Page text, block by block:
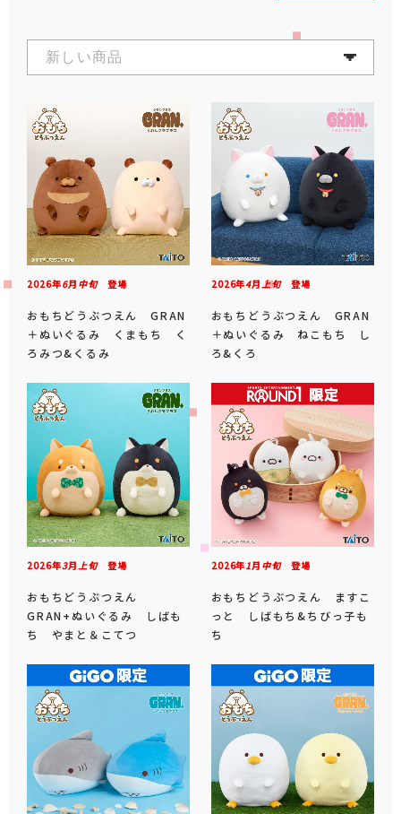
2026年6月 中旬登場
おもちどうぶつえん GRAN
＋ぬいぐるみ くまもち く
ろみつ&くるみ
2026年4月上旬登場
おもちどうぶつえん GRAN
＋ぬいぐるみ ねこもち し
ろ&くろ
2026年3月 上旬登場
おもちどうぶつえん
GRAN+ぬいぐるみ しばも
ち やまと＆こてつ
2026年1月 中旬登場
おもちどうぶつえん ますこ
っと しばもち&ちびっ子も
ち